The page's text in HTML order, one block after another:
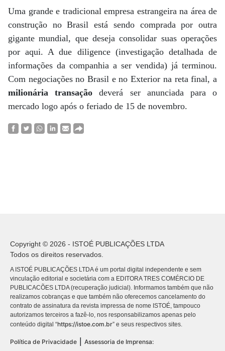
Uma grande e tradicional empresa estrangeira na área de
construção no Brasil está sendo comprada por outra
gigante mundial, que deseja consolidar suas operações
por aqui. A due diligence (investigação detalhada de
informações da companhia a ser vendida) já terminou.
Com negociações no Brasil e no Exterior na reta final, a
milionária transação deverá ser anunciada para o
mercado logo após o feriado de 15 de novembro.
Copyright © 2026 - ISTOÉ PUBLICAÇÕES LTDA
Todos os direitos reservados.
A ISTOÉ PUBLICAÇÕES LTDA é um portal digital independente e sem
vinculação editorial e societária com a EDITORA TRES COMÉRCIO DE
PUBLICACÕES LTDA (recuperação judicial). Informamos também que não
realizamos cobranças e que também não oferecemos cancelamento do
contrato de assinatura da revista impressa de nome ISTOÉ, tampouco
autorizamos terceiros a fazê-lo, nos responsabilizamos apenas pelo
conteúdo digital “https://istoe.com.br” e seus respectivos sites.
Política de Privacidade Assessoria de Imprensa: